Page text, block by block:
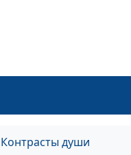
Контрасты души
Разговор с умершим